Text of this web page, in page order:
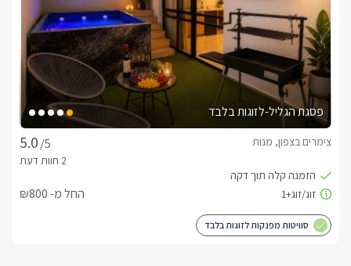
פסגת הגליל-לזוגות בלבד
/5
צימרים בצפון, מנות
החל מ- ₪800
סוויטות מפנקות לזוגות בלבד